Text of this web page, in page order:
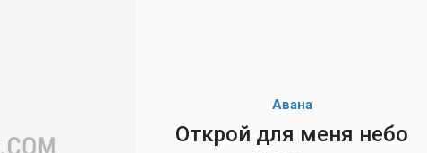
Авана
Открой для меня небо